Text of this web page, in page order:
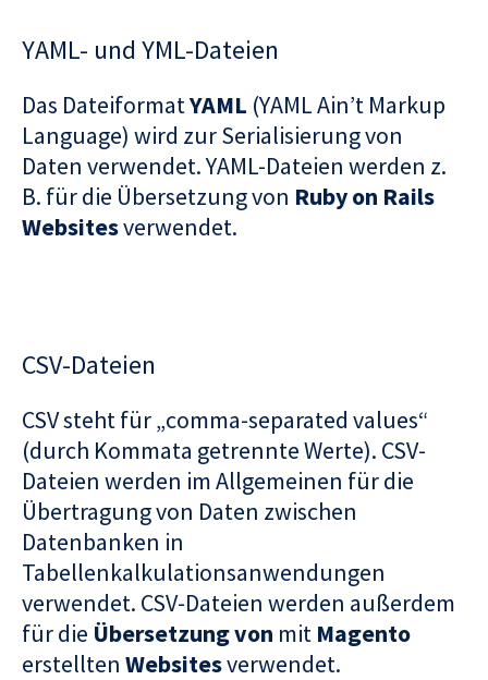
YAML- und YML-Dateien
Das DateiformatYAML (YAML Ain’t Markup
Language) wird zur Serialisierung von
Daten verwendet. YAML-Dateien werden z.
B. für die Übersetzung von Ruby on Rails
Websitesverwendet.
CSV-Dateien
CSV steht für „comma-separated values“
(durch Kommata getrennte Werte). CSV-
Dateien werden im Allgemeinen für die
Übertragung von Daten zwischen
Datenbanken in
Tabellenkalkulationsanwendungen
verwendet. CSV-Dateien werden außerdem
für die Übersetzung von mit Magento
erstellten Websitesverwendet.